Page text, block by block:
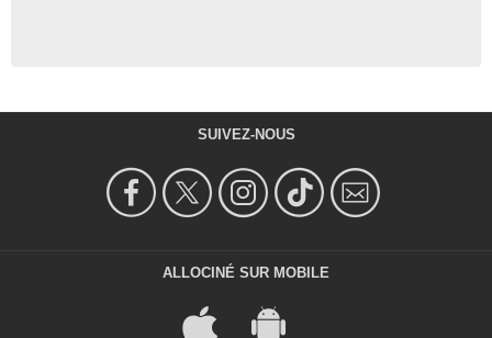
SUIVEZ-NOUS
ALLOCINÉ SUR MOBILE